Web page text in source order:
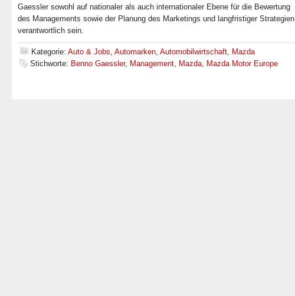
Gaessler sowohl auf nationaler als auch internationaler Ebene für die Bewertung
des Managements sowie der Planung des Marketings und langfristiger Strategien
verantwortlich sein.
Kategorie: Auto & Jobs, Automarken, Automobilwirtschaft, Mazda
Stichworte: Benno Gaessler, Management, Mazda, Mazda Motor Europe